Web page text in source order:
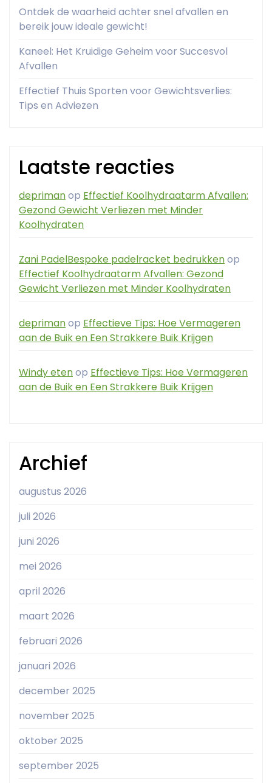
Ontdek de waarheid achter snel afvallen en
bereik jouw ideale gewicht!
Kaneel: Het Kruidige Geheim voor Succesvol
Afvallen
Effectief Thuis Sporten voor Gewichtsverlies:
Tips en Adviezen
Laatste reacties
deprimanop Effectief Koolhydraatarm Afvallen:
Gezond Gewicht Verliezen met Minder
Koolhydraten
Zani PadelBespoke padelracket bedrukkenop
Effectief Koolhydraatarm Afvallen: Gezond
Gewicht Verliezen met Minder Koolhydraten
deprimanop Effectieve Tips: Hoe Vermageren
aan de Buik en Een Strakkere Buik Krijgen
Windy etenop Effectieve Tips: Hoe Vermageren
aan de Buik en Een Strakkere Buik Krijgen
Archief
augustus 2026
juli 2026
juni 2026
mei 2026
april 2026
maart 2026
februari 2026
januari 2026
december 2025
november 2025
oktober 2025
september 2025